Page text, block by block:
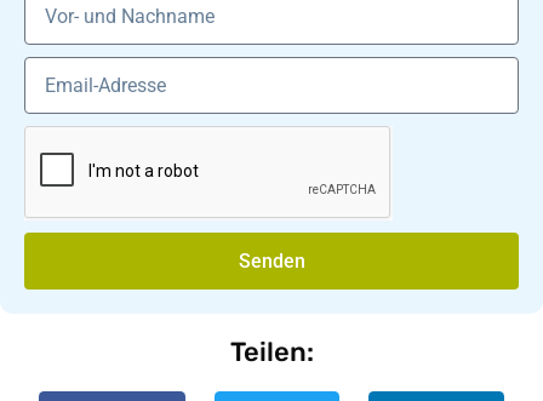
Senden
Teilen: